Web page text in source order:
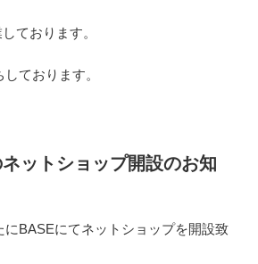
ております。
ております。
ネットショップ開設のお知
にBASEにてネットショップを開設致